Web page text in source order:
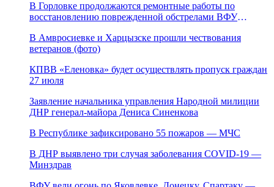
В Горловке продолжаются ремонтные работы по
восстановлению поврежденной обстрелами ВФУ
В Амвросиевке и Харцызске прошли чествования
ветеранов (фото)
КПВВ «Еленовка» будет осуществлять пропуск граждан
27 июля
Заявление начальника управления Народной милиции
ДНР генерал-майора Дениса Синенкова
В Республике зафиксировано 55 пожаров — МЧС
В ДНР выявлено три случая заболевания COVID-19 —
Минздрав